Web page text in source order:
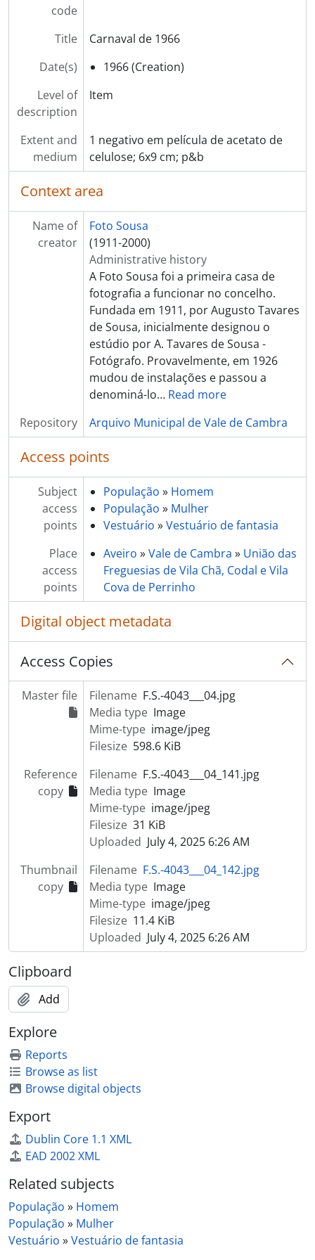
[Item] Carnaval, Cortejo de Macieira de Cambra
[Item] Carnaval, Cortejo de Macieira de Cambra
[Item] Carnaval, Cortejo de Macieira de Cambra
[Item] Carnaval, Cortejo de Ramilos
[Item] Carnaval, Cortejo de Ramilos
[Item] Carnaval, Cortejo de Ramilos
[Item] Carnaval, Cortejo de Ramilos
[Item] Carnaval, Cortejo de Ramilos
[Item] Carnaval, Cortejo de Ramilos
[Item] Carnaval, Cortejo de Ramilos
[Item] Carnaval, Cortejo de Ramilos
[Item] Carnaval, Cortejo de Ramilos
[Item] Carnaval, Cortejo de Ramilos
[Item] Carnaval, Cortejo de Ramilos
[Item] Carnaval, Cortejo de Ramilos
[Item] Carnaval, Cortejo de Ramilos
[Item] Carnaval, Cortejo de Ramilos
[Item] Carnaval, Cortejo de Ramilos
[Item] Carnaval, Cortejo de Ramilos
[Item] Carnaval, Cortejo de Ramilos
[Series] Cinema
[Series] Cultura regional
[Series] Exposições
[Series] Grupos de Música
[Part] DESPORTO
[Part] COMÉRCIO
[Part] ENSINO
[Part] PANORÂMICAS
[Part] ATIVIDADE POLÍTICA
[Part] RELIGIÃO
[Part] ANIMAIS
[Part] SEGURANÇA PÚBLICA
[Part] TRANSPORTES
[Part] OBRAS PÚBLICAS
[Part] PATRIMÓNIO
[Part] INSTITUIÇÕES
[Part] ASSOCIAÇÕES
[Part] EMPRESAS
[Series] Álbuns de fotografias
[Series] Livros de registo de clientes
code
Title
Carnaval de 1966
Date(s)
1966 (Creation)
Level of
description
Item
Extent and
medium
1 negativo em película de acetato de
celulose; 6x9 cm; p&b
Context area
Name of
creator
Foto Sousa
(1911-2000)
Administrative history
A Foto Sousa foi a primeira casa de
fotografia a funcionar no concelho.
Fundada em 1911, por Augusto Tavares
de Sousa, inicialmente designou o
estúdio por A. Tavares de Sousa -
Fotógrafo. Provavelmente, em 1926
mudou de instalações e passou a
denominá-lo… Read more
Repository
Arquivo Municipal de Vale de Cambra
Access points
Subject
access
points
População » Homem
População » Mulher
Vestuário »Vestuário de fantasia
Place
access
points
Aveiro »Vale de Cambra » União das
Freguesias de Vila Chã, Codal e Vila
Cova de Perrinho
Digital object metadata
Access Copies
Master file Filename F.S.-4043___04.jpg
Media type Image
Mime-type image/jpeg
Filesize 598.6 KiB
Reference
copy
Filename F.S.-4043___04_141.jpg
Media type Image
Mime-type image/jpeg
Filesize 31 KiB
Uploaded July 4, 2025 6:26 AM
Thumbnail
copy
Filename F.S.-4043___04_142.jpg
Media type Image
Mime-type image/jpeg
Filesize 11.4 KiB
Uploaded July 4, 2025 6:26 AM
Clipboard
Add
Explore
Reports
Browse as list
Browse digital objects
Export
Dublin Core 1.1 XML
EAD 2002 XML
Related subjects
População » Homem
População » Mulher
Vestuário »Vestuário de fantasia